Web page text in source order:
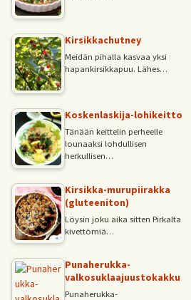
Kirsikkachutney
Meidän pihalla kasvaa yksi
hapankirsikkapuu. Lähes…
Koskenlaskija-lohikeitto
Tänään keittelin perheelle
lounaaksi lohdullisen
herkullisen…
Kirsikka-murupiirakka
(gluteeniton)
Löysin joku aika sitten Pirkalta
kivettömiä…
Punaherukka-
valkosuklaajuustokakku
Punaherukka-